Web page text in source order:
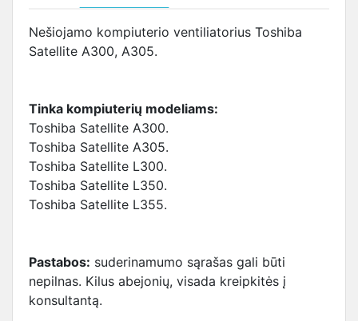
Nešiojamo kompiuterio ventiliatorius Toshiba
Satellite A300, A305.
Tinka kompiuterių modeliams:
Toshiba Satellite A300.
Toshiba Satellite A305.
Toshiba Satellite L300.
Toshiba Satellite L350.
Toshiba Satellite L355.
Pastabos: suderinamumo sąrašas gali būti
nepilnas. Kilus abejonių, visada kreipkitės į
konsultantą.